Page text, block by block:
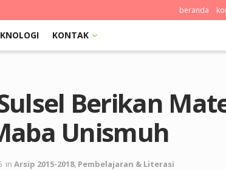
beranda
KONTAK
Berikan
Unismuh
in Arsip 2015-2018, Pembelajaran & Literasi